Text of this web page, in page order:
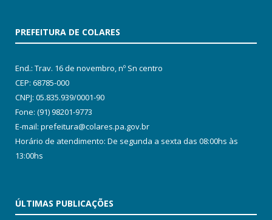
PREFEITURA DE COLARES
End.: Trav. 16 de novembro, nº Sn centro
CEP: 68785-000
CNPJ: 05.835.939/0001-90
Fone: (91) 98201-9773
E-mail: prefeitura@colares.pa.gov.br
Horário de atendimento: De segunda a sexta das 08:00hs às
13:00hs
ÚLTIMAS PUBLICAÇÕES